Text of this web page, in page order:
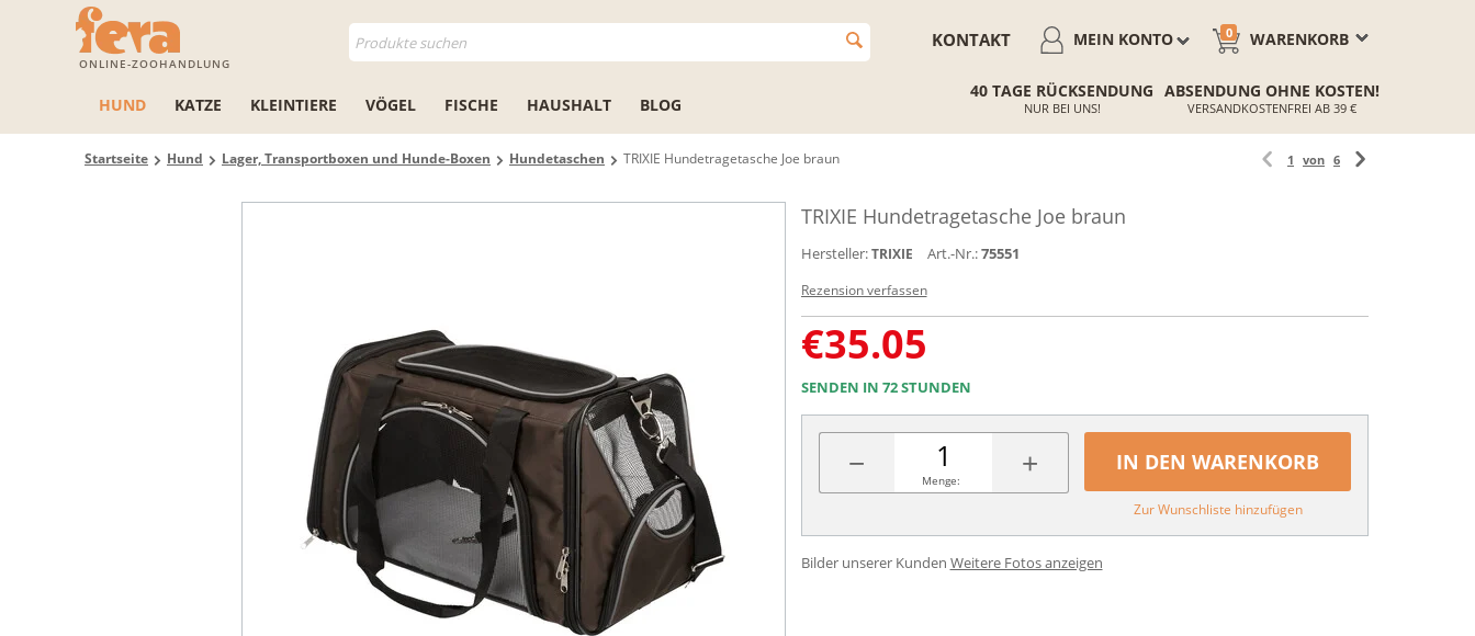
ONLINE-ZOOHANDLUNG
WARENKORB
0
MEIN KONTO
KONTAKT
HUND KATZE KLEINTIERE VÖGEL FISCHE HAUSHALT BLOG
40 TAGE RÜCKSENDUNG
NUR BEI UNS!
ABSENDUNG OHNE KOSTEN!
VERSANDKOSTENFREI AB 39 €
Startseite Hund Lager, Transportboxen und Hunde-Boxen Hundetaschen TRIXIE Hundetragetasche Joe braun 1 von 6
TRIXIE Hundetragetasche Joe braun
Hersteller: TRIXIE Art.-Nr.:75551
Rezension verfassen
€35.05
SENDEN IN 72 STUNDEN
− +
Menge:
IN DEN WARENKORB
Zur Wunschliste hinzufügen
Bilder unserer Kunden Weitere Fotos anzeigen